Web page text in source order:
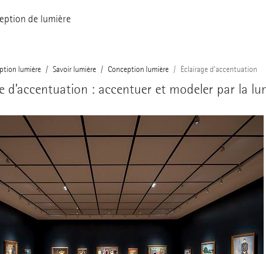
de lumière
lumière Savoir lumière Conception lumière Éclairage d'accentuation
d’accentuation : accentuer et modeler par la